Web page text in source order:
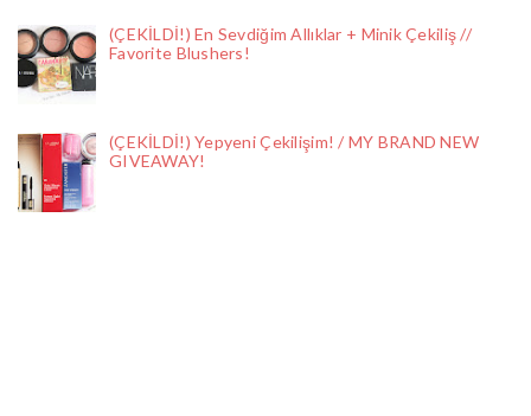
(ÇEKİLDİ!) En Sevdiğim Allıklar + Minik Çekiliş //
Favorite Blushers!
(ÇEKİLDİ!) Yepyeni Çekilişim! / MY BRAND NEW
GIVEAWAY!